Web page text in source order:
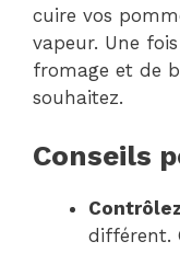
cuire vos
vapeur. Une
fromage et de
souhaitez.
Conseils
différent.